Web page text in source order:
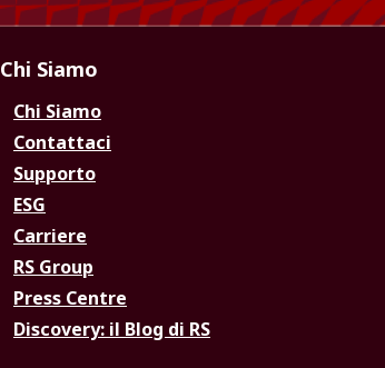
Chi Siamo
Chi Siamo
Contattaci
Supporto
ESG
Carriere
RS Group
Press Centre
Discovery: il Blog di RS